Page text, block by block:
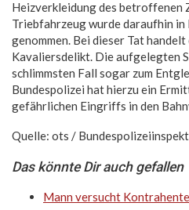
Heizverkleidung des betroffenen
Triebfahrzeug wurde daraufhin
genommen. Bei dieser Tat handelt
Kavaliersdelikt. Die aufgelegten
schlimmsten Fall sogar zum
Bundespolizei hat hierzu ein
gefährlichen Eingriffs in den
Quelle: ots /
Das könnte Dir auch gefallen
Mann versucht